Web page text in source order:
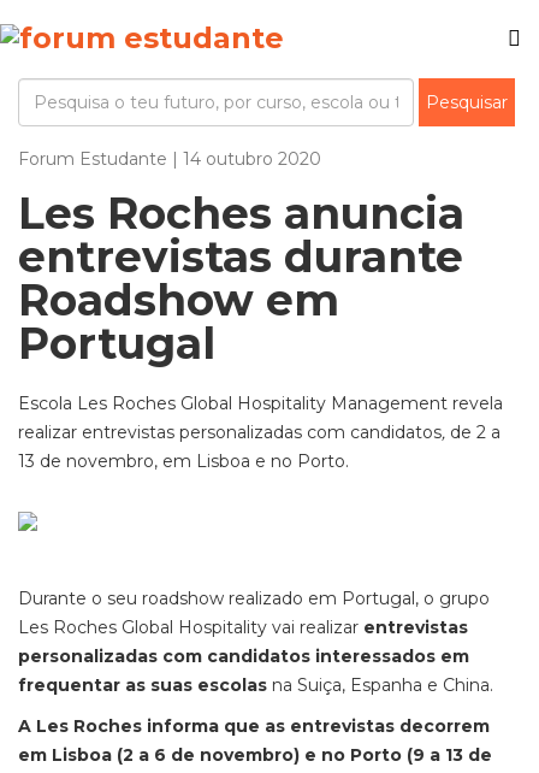
Forum Estudante | 14 outubro 2020
Les Roches anuncia
entrevistas durante
Roadshow em
Portugal
Escola Les Roches Global Hospitality Management revela
realizar entrevistas personalizadas com candidatos, de 2 a
13 de novembro, em Lisboa e no Porto.
Durante o seu roadshow realizado em Portugal, o grupo
Les Roches Global Hospitality vai realizar entrevistas
personalizadas com candidatos interessados em
frequentar as suas escolas na Suiça, Espanha e China.
A Les Roches informa que as entrevistas decorrem
em Lisboa (2 a 6 de novembro) e no Porto (9 a 13 de